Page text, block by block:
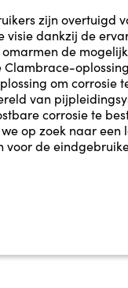
zijn overtuigd
visie dankzij de
de
Clambrace-
om corrosie
van
corrosie te
op zoek naar een
voor de